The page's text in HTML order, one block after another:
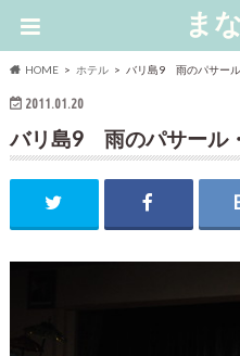
ま
HOME ホテル バリ島9 雨のパサー
2011.01.20
バリ島9 雨のパサール